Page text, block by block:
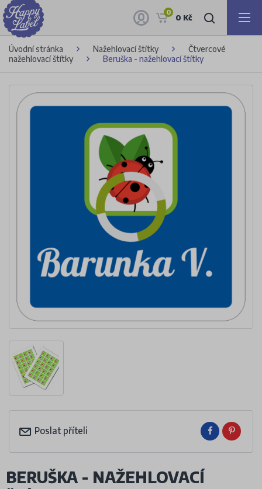
0
0 Kč
Úvodní stránka Nažehlovací štítky
Čtvercové
nažehlovací štítky
Beruška - nažehlovací štítky
Poslat příteli
BERUŠKA - NAŽEHLOVACÍ